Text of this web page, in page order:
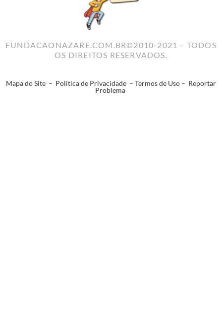
FUNDACAONAZARE.COM.BR©2010-2021 – TODOS
OS DIREITOS RESERVADOS.
Mapa do Site – Politica de Privacidade – Termos de Uso – Reportar
Problema